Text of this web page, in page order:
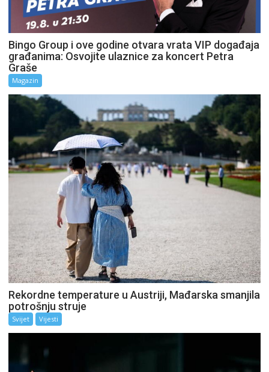
Bingo Group i ove godine otvara vrata VIP događaja
građanima: Osvojite ulaznice za koncert Petra
Graše
Magazin
Rekordne temperature u Austriji, Mađarska smanjila
potrošnju struje
Svijet Vijesti